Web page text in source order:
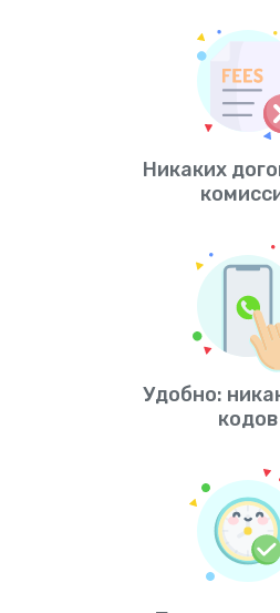
Никаких
Удобно:
кодов